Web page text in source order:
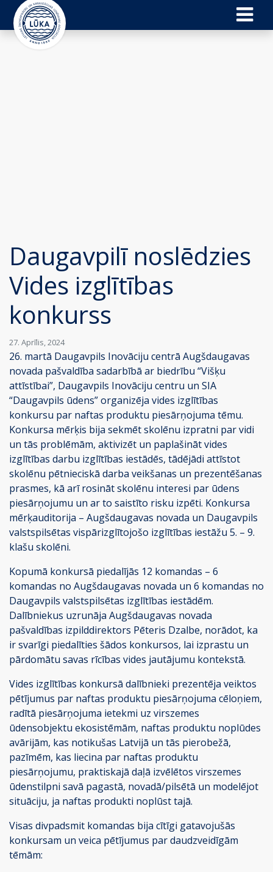
Daugavpilī noslēdzies
Vides izglītības
konkurss
27. Aprīlis, 2024
26. martā Daugavpils Inovāciju centrā Augšdaugavas
novada pašvaldība sadarbībā ar biedrību “Višķu
attīstībai”, Daugavpils Inovāciju centru un SIA
“Daugavpils ūdens” organizēja vides izglītības
konkursu par naftas produktu piesārņojuma tēmu.
Konkursa mērķis bija sekmēt skolēnu izpratni par vidi
un tās problēmām, aktivizēt un paplašināt vides
izglītības darbu izglītības iestādēs, tādējādi attīstot
skolēnu pētnieciskā darba veikšanas un prezentēšanas
prasmes, kā arī rosināt skolēnu interesi par ūdens
piesārņojumu un ar to saistīto risku izpēti. Konkursa
mērķauditorija – Augšdaugavas novada un Daugavpils
valstspilsētas vispārizglītojošo izglītības iestāžu 5. – 9.
klašu skolēni.
Kopumā konkursā piedalījās 12 komandas – 6
komandas no Augšdaugavas novada un 6 komandas no
Daugavpils valstspilsētas izglītības iestādēm.
Dalībniekus uzrunāja Augšdaugavas novada
pašvaldības izpilddirektors Pēteris Dzalbe, norādot, ka
ir svarīgi piedalīties šādos konkursos, lai izprastu un
pārdomātu savas rīcības vides jautājumu kontekstā.
Vides izglītības konkursā dalībnieki prezentēja veiktos
pētījumus par naftas produktu piesārņojuma cēloņiem,
radītā piesārņojuma ietekmi uz virszemes
ūdensobjektu ekosistēmām, naftas produktu noplūdes
avārijām, kas notikušas Latvijā un tās pierobežā,
pazīmēm, kas liecina par naftas produktu
piesārņojumu, praktiskajā daļā izvēlētos virszemes
ūdenstilpni savā pagastā, novadā/pilsētā un modelējot
situāciju, ja naftas produkti noplūst tajā.
Visas divpadsmit komandas bija cītīgi gatavojušās
konkursam un veica pētījumus par daudzveidīgām
tēmām: